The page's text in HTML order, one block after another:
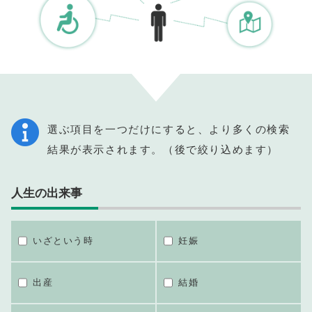
選ぶ項目を一つだけにすると、より多くの検索
結果が表示されます。（後で絞り込めます）
人生の出来事
いざという時 妊娠
出産 結婚